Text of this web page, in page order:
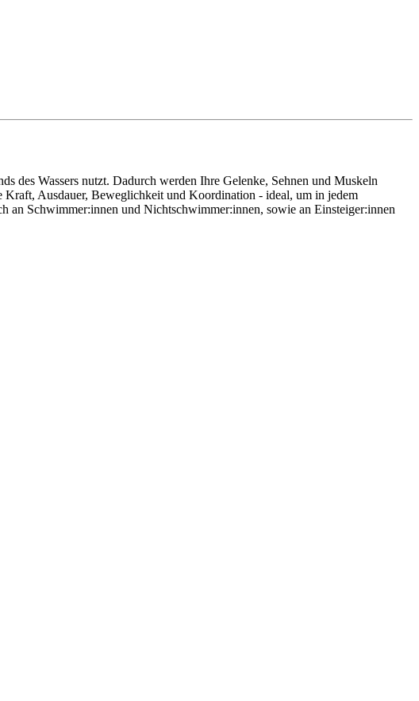
des Wassers nutzt. Dadurch werden Ihre Gelenke, Sehnen und Muskeln
Kraft, Ausdauer, Beweglichkeit und Koordination - ideal, um in jedem
Schwimmer:innen und Nichtschwimmer:innen, sowie an Einsteiger:innen